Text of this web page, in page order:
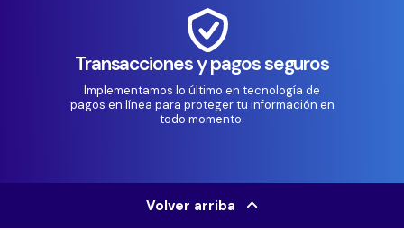
Transacciones y pagos seguros
Implementamos lo último en tecnología de
pagos en línea para proteger tu información en
todo momento.
Volver arriba